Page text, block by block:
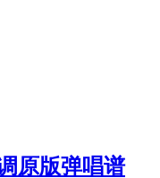
原版弹唱谱